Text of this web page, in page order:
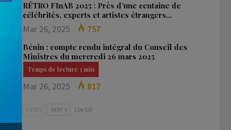
RÉTRO FInAB 2025 : Près d’une centaine de
célébrités, experts et artistes étrangers…
Mar 26, 2025 757
Bénin : compte rendu intégral du Conseil des
Ministres du mercredi 26 mars 2025
Mar 26, 2025 817
NEXT 1 De 533